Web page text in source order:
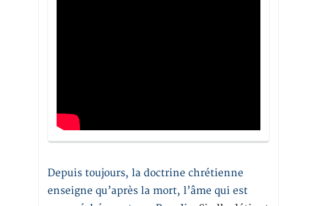
Depuis toujours, la doctrine chrétienne
enseigne qu’après la mort, l’âme qui est